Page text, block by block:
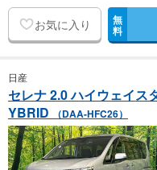
お気に入り 無
料
日産
セレナ 2.0 ハイウェイス
YBRID
（DAA-HFC26）